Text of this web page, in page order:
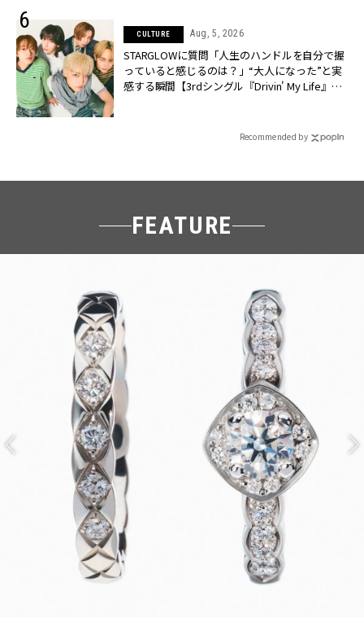
CULTURE Aug, 5, 2026
STARGLOWに質問「人生のハンドルを自分で握
っていると感じるのは？」“大️人になった”と実
感する瞬間【3rdシングル『Drivin' My Life』発
Recommended by
FEATURE